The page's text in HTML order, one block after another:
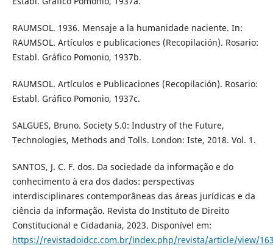
RAUMSOL. 1936. Mensaje a la humanidade naciente. In:
RAUMSOL. Artículos e publicaciones (Recopilación). Rosario:
Establ. Gráfico Pomonio, 1937b.
RAUMSOL. Artículos e Publicaciones (Recopilación). Rosario:
Establ. Gráfico Pomonio, 1937c.
SALGUES, Bruno. Society 5.0: Industry of the Future,
Technologies, Methods and Tolls. London: Iste, 2018. Vol. 1.
SANTOS, J. C. F. dos. Da sociedade da informação e do
conhecimento à era dos dados: perspectivas
interdisciplinares contemporâneas das áreas jurídicas e da
ciência da informação. Revista do Instituto de Direito
Constitucional e Cidadania, 2023. Disponível em:
https://revistadoidcc.com.br/index.php/revista/article/view/